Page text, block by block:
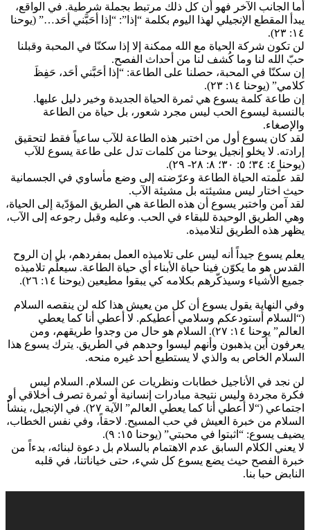
أما الجانب الآخر فهو أن كل ذلك مرتبط بجملة شرطية. في الواقع،
يبدأ المقطع الإنجيلي لهذا اليوم بكلمة “إذا”: “إذا أحَبَّني أحَد…” (يوحنا
١٤: ٢٣).
لن تكون شركة الحياة مع الله ممكنة إلا إذا سكنّا في المحبة وقبلنا
حبّ الله لنا وما كُشف لنا من أحداث الفصح.
إن سكنّا في المحبة، حصلنا على الطاعة: “إذا أحَبَّني أحَد، حَفِظَ
كلامي” (يوحنا ١٤: ٢٣).
إن طاعة كلمة يسوع هي ثمرة الحياة الجديدة وخير دليل عليها.
بالنسبة ليسوع الحب ليس مجرد شعور، بل حياة من الطاعة
والإصغاء.
لقد كان يسوع أول من اختبر هذه الطاعة للآب ساعياً فقط لتحقيق
إرادته. لا يخلو إنجيل يوحنا من كلمات تدل على طاعة يسوع للآب
(يوحنا ٤: ٣٤؛ ٥: ٣٠؛ ٨: ٢٨- ٢٩).
لقد علّمته الحياة الطاعة وعرّضته إلى وضع مأساوي في الجسمانية
حيث اختار ليس مشيئته بل مشيئة الآب.
لقد آمن واختبر يسوع أن هذه الطاعة هي الطريق المؤدّية إلى الحياة،
وهي الطريق الوحيدة للبقاء في الحب. وعليه وقبل رجوعه إلى الآب،
يظهر هذه الطريق لتلاميذه.
يعلم يسوع جيداً أنه ليس على تلاميذه العمل بمفردهم، بل إن الروح
القدس هو ما يكوّن فينا حياة الأبناء أي حياة الطاعة. سيعلّم تلاميذه
جميع الأشياء وسيذكّرهم بكلامه كي يبقوا مطيعين (يوحنا ١٤: ٢٦).
وفي النهاية يقول يسوع أن كل من يعيش هذا كله لن ينقصه السلام
(“السلام أستودعكم وسلامي أعطيكم. لا أعطي أنا كما يعطي
العالم” يوحنا ١٤: ٢٧). السلام هو حال من وجدوا طريقهم، ومن
يعرفون أين يذهبون وأنهم ليسوا وحدهم في الطريق. يترك يسوع هذا
السلام الخاص به والذي لا يستطيع أحد غيره منحه.
لن نجد في الأناجيل خطابات ونظريات عن السلام. السلام ليس
فكرة مجردة وليس نتيجة مبادرات إنسانية أو ثمرة تصرف أخلاقي أو
اجتماعي (“لا أعطي أنا كما يعطي العالم” الآية ٢٧). في الإنجيل، ينشأ
السلام من خبرة العيش في حب المسيح. لاحقاً، وفي نفس الخطاب،
يضيف يسوع: “اثبتوا في محبتي” (يوحنا ١٥: ٩).
لا يعني الكلام السابق عدم الاهتمام بالسلام بل دعوة لبنائه، بدءاً من
خبرة الفصح حيث يضع يسوع كل شيء، حتى خياناتنا، في قلبه
النابض حبا بنا.